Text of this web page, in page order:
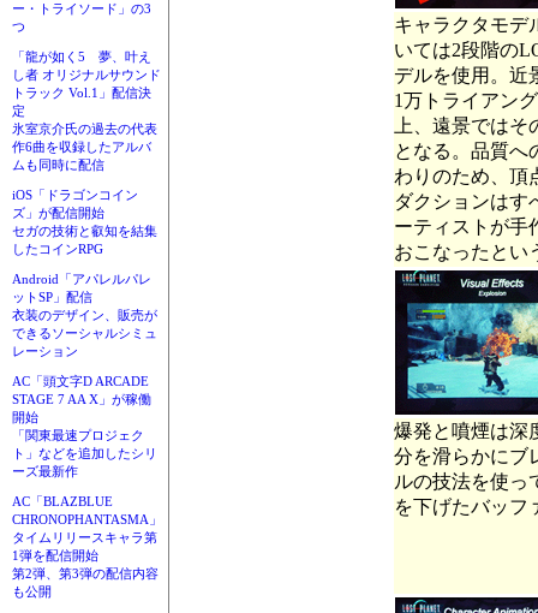
ー・トライソード」の3
つ
「龍が如く5 夢、叶え
し者 オリジナルサウンド
トラック Vol.1」配信決
定
氷室京介氏の過去の代表
作6曲を収録したアルバ
ムも同時に配信
iOS「ドラゴンコイン
ズ」が配信開始
セガの技術と叡知を結集
したコインRPG
Android「アパレルパレ
ットSP」配信
衣装のデザイン、販売が
できるソーシャルシミュ
レーション
AC「頭文字D ARCADE
STAGE 7 AA X」が稼働
開始
「関東最速プロジェク
ト」などを追加したシリ
ーズ最新作
AC「BLAZBLUE
CHRONOPHANTASMA」
タイムリリースキャラ第
1弾を配信開始
第2弾、第3弾の配信内容
も公開
キャラクタモデ
いては2段階の
デルを使用。近
1万トライアン
上、遠景ではそ
となる。品質へ
わりのため、頂
ダクションはす
ーティストが手
おこなったとい
爆発と噴煙は深
分を滑らかにブ
ルの技法を使っ
を下げたバッフ